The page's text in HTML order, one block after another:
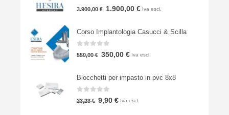
3.900,00€ Il
originale
era:
3.900,00 €.
1.900,00 €Il
attuale
1.900,00 €.
Iva escl.
Corso Implantologia Casucci & Scilla
550,00€ Il
originale
era:
550,00 €.
350,00 €Il
attuale
350,00 €.
Iva escl.
Blocchetti per impasto in pvc 8x8
23,23€ Il
9,90 €IlIva escl.